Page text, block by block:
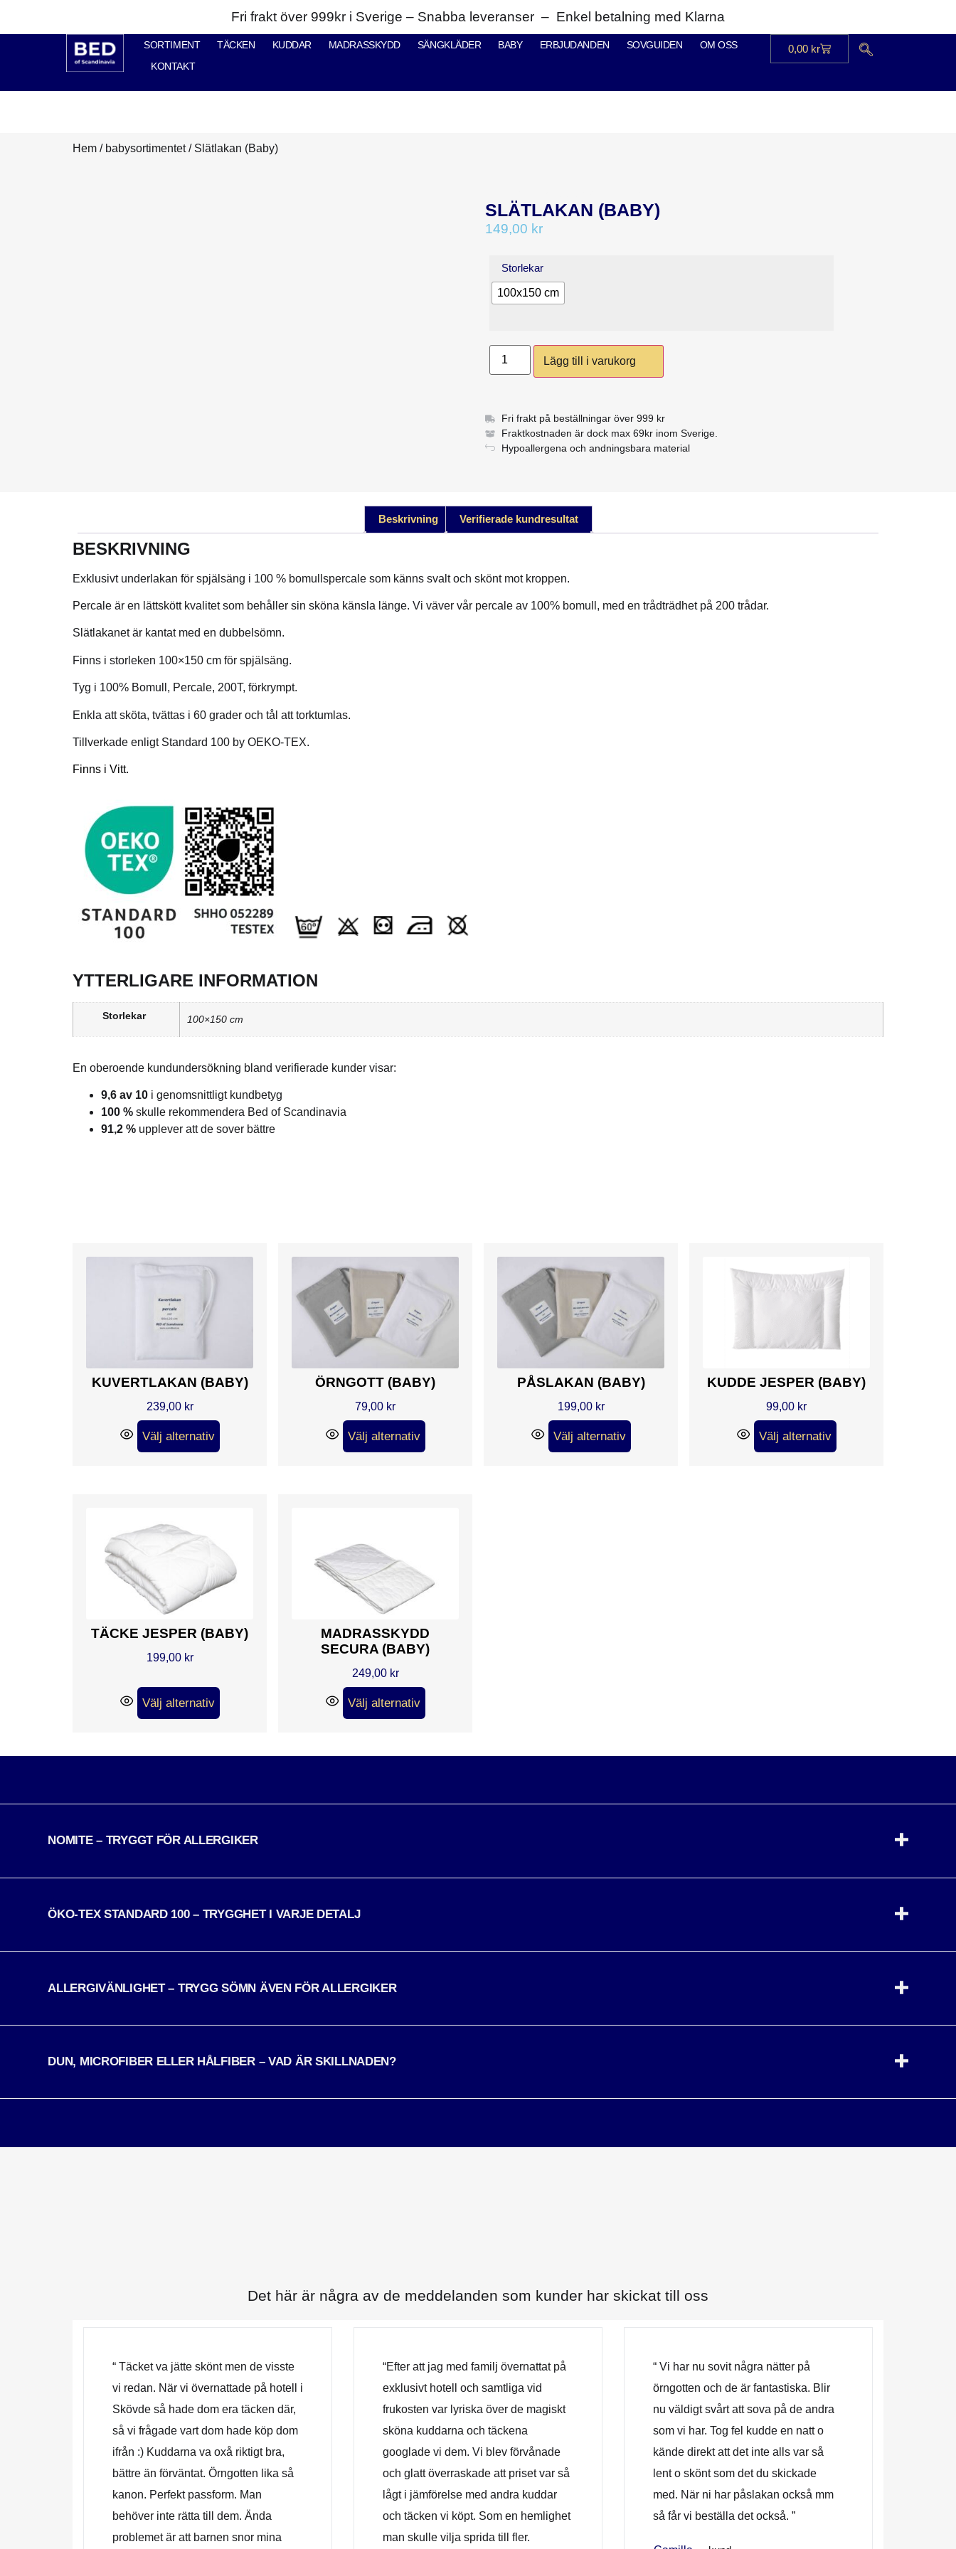
Fri frakt över 999kr i Sverige – Snabba leveranser – Enkel betalning med Klarna
SORTIMENT TÄCKEN KUDDAR MADRASSKYDD SÄNGKLÄDER BABY ERBJUDANDEN SOVGUIDEN
OM OSS
KONTAKT
0,00 kr
Hem / babysortimentet/ Slätlakan (Baby)
SLÄTLAKAN (BABY)
149,00 kr
Storlekar
100x150 cm
Lägg till i varukorg
Fri frakt på beställningar över 999 kr
Fraktkostnaden är dock max 69kr inom Sverige.
Hypoallergena och andningsbara material
Beskrivning Verifierade kundresultat
BESKRIVNING
Exklusivt underlakan för spjälsäng i 100 % bomullspercale som känns svalt och skönt mot kroppen.
Percale är en lättskött kvalitet som behåller sin sköna känsla länge. Vi väver vår percale av 100% bomull, med en trådträdhet på 200 trådar.
Slätlakanet är kantat med en dubbelsömn.
Finns i storleken 100×150 cm för spjälsäng.
Tyg i 100% Bomull, Percale, 200T, förkrympt.
Enkla att sköta, tvättas i 60 grader och tål att torktumlas.
Tillverkade enligt Standard 100 by OEKO-TEX.
Finns i Vitt.
YTTERLIGARE INFORMATION
Storlekar 100×150 cm
En oberoende kundundersökning bland verifierade kunder visar:
9,6 av 10 i genomsnittligt kundbetyg
100 % skulle rekommendera Bed of Scandinavia
91,2 % upplever att de sover bättre
KUVERTLAKAN (BABY)
239,00 kr
Välj alternativ
ÖRNGOTT (BABY)
79,00 kr
Välj alternativ
PÅSLAKAN (BABY)
199,00 kr
Välj alternativ
KUDDE JESPER (BABY)
99,00 kr
Välj alternativ
TÄCKE JESPER (BABY)
199,00 kr
Välj alternativ
MADRASSKYDD
SECURA (BABY)
249,00 kr
Välj alternativ
NOMITE – TRYGGT FÖR ALLERGIKER
ÖKO-TEX STANDARD 100 – TRYGGHET I VARJE DETALJ
ALLERGIVÄNLIGHET – TRYGG SÖMN ÄVEN FÖR ALLERGIKER
DUN, MICROFIBER ELLER HÅLFIBER – VAD ÄR SKILLNADEN?
Det här är några av de meddelanden som kunder har skickat till oss
“ Täcket va jätte skönt men de visste
vi redan. När vi övernattade på hotell i
Skövde så hade dom era täcken där,
så vi frågade vart dom hade köp dom
ifrån :) Kuddarna va oxå riktigt bra,
bättre än förväntat. Örngotten lika så
kanon. Perfekt passform. Man
behöver inte rätta till dem. Ända
problemet är att barnen snor mina
“Efter att jag med familj övernattat på
exklusivt hotell och samtliga vid
frukosten var lyriska över de magiskt
sköna kuddarna och täckena
googlade vi dem. Vi blev förvånade
och glatt överraskade att priset var så
lågt i jämförelse med andra kuddar
och täcken vi köpt. Som en hemlighet
man skulle vilja sprida till fler.
“ Vi har nu sovit några nätter på
örngotten och de är fantastiska. Blir
nu väldigt svårt att sova på de andra
som vi har. Tog fel kudde en natt o
kände direkt att det inte alls var så
lent o skönt som det du skickade
med. När ni har påslakan också mm
så får vi beställa det också. ”